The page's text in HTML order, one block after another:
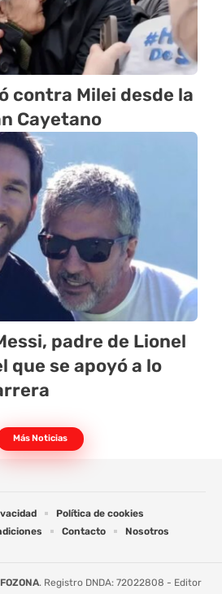
contra Milei desde la
Cayetano
padre de Lionel
que se apoyó a lo
Más Noticias
Política de cookies
Contacto Nosotros
. Registro DNDA: 72022808 - Editor